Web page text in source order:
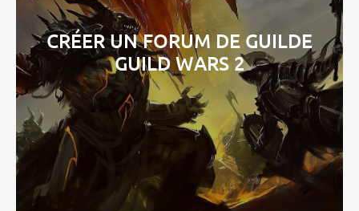
CRÉER UN FORUM DE GUILDE
GUILD WARS 2